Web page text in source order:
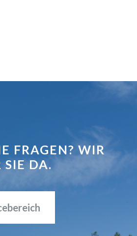
FRAGEN? WIR
SIE DA.